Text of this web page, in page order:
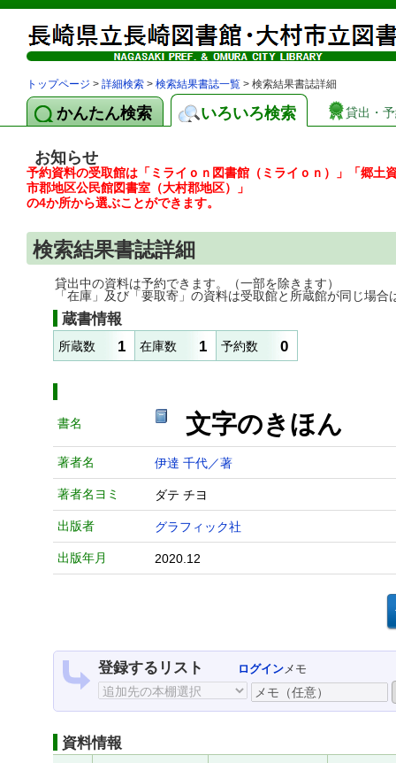
トップページ > 詳細検索 > 検索結果書誌一覧 > 検索結果書誌詳細
かんたん検索 いろいろ検索 貸出・
お知らせ
予約資料の受取館は「ミライｏｎ図書館（ミライｏｎ）」「郷
市郡地区公民館図書室（大村郡地区）」
の4か所から選ぶことができます。
検索結果書誌詳細
貸出中の資料は予約できます。（一部を除きます）
「在庫」及び「要取寄」の資料は受取館と所蔵館が同じ場合
蔵書情報
所蔵数 1 在庫数 1 予約数 0
書名 文字のきほん
著者名 伊達 千代／著
著者名ヨミ ダテ チヨ
出版者 グラフィック社
出版年月 2020.12
登録するリスト ログインメモ
資料情報